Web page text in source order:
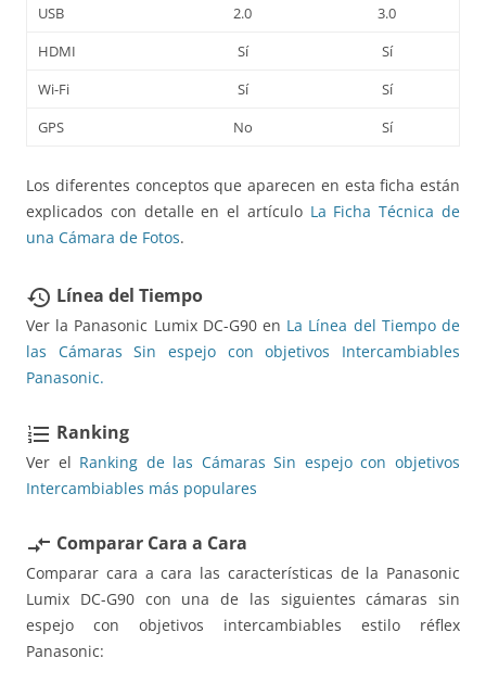
USB 2.0
3.0
HDMI
Sí
Sí
Wi-Fi
Sí
Sí
GPS
No Sí
Los diferentes conceptos que aparecen en esta ficha están
explicados con detalle en el artículo La Ficha Técnica de
una Cámara de Fotos.
restore Línea del Tiempo
Ver la Panasonic Lumix DC-G90 en La Línea del Tiempo de
las Cámaras Sin espejo con objetivos Intercambiables
Panasonic.
format_list_numbered Ranking
Ver el Ranking de las Cámaras Sin espejo con objetivos
Intercambiables más populares
compare_arrows Comparar Cara a Cara
Comparar cara a cara las características de la Panasonic
Lumix DC-G90 con una de las siguientes cámaras sin
espejo con objetivos intercambiables estilo réflex
Panasonic: